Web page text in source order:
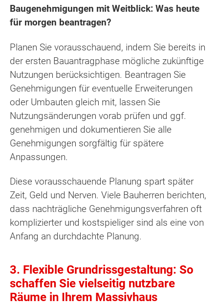
Baugenehmigungen mit Weitblick: Was heute
für morgen beantragen?
Planen Sie vorausschauend, indem Sie bereits in
der ersten Bauantragphase mögliche zukünftige
Nutzungen berücksichtigen. Beantragen Sie
Genehmigungen für eventuelle Erweiterungen
oder Umbauten gleich mit, lassen Sie
Nutzungsänderungen vorab prüfen und ggf.
genehmigen und dokumentieren Sie alle
Genehmigungen sorgfältig für spätere
Anpassungen.
Diese vorausschauende Planung spart später
Zeit, Geld und Nerven. Viele Bauherren berichten,
dass nachträgliche Genehmigungsverfahren oft
komplizierter und kostspieliger sind als eine von
Anfang an durchdachte Planung.
3. Flexible Grundrissgestaltung: So
schaffen Sie vielseitig nutzbare
Räume in Ihrem Massivhaus